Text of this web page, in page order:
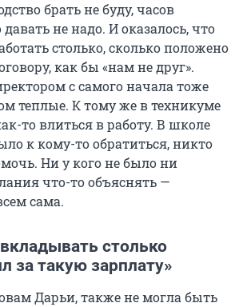
брать не буду, часов
не надо. И оказалось, что
столько, сколько положено
как бы «нам не друг».
с самого начала тоже
теплые. К тому же в техникуме
то влиться в работу. В школе
к кому-то обратиться, никто
Ни у кого не было ни
что-то объяснять —
сама.
столько
за такую зарплату»
Дарьи, также не могла быть